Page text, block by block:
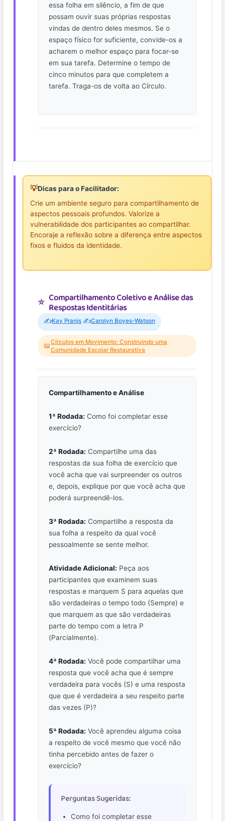
essa folha em silêncio, a fim de que
possam ouvir suas próprias respostas
vindas de dentro deles mesmos. Se o
espaço físico for suficiente, convide-os a
acharem o melhor espaço para focar-se
em sua tarefa. Determine o tempo de
cinco minutos para que completem a
tarefa. Traga-os de volta ao Círculo.
💡Dicas para o Facilitador:
Crie um ambiente seguro para compartilhamento de
aspectos pessoais profundos. Valorize a
vulnerabilidade dos participantes ao compartilhar.
Encoraje a reflexão sobre a diferença entre aspectos
fixos e fluidos da identidade.
Compartilhamento Coletivo e Análise das
Respostas Identitárias
✍️Kay Pranis ✍️Carolyn Boyes-Watson
📖Círculos em Movimento: Construindo uma
Comunidade Escolar Restaurativa
Compartilhamento e Análise
1ª Rodada: Como foi completar esse
exercício?
2ª Rodada: Compartilhe uma das
respostas da sua folha de exercício que
você acha que vai surpreender os outros
e, depois, explique por que você acha que
poderá surpreendê-los.
3ª Rodada: Compartilhe a resposta da
sua folha a respeito da qual você
pessoalmente se sente melhor.
Atividade Adicional: Peça aos
participantes que examinem suas
respostas e marquem S para aquelas que
são verdadeiras o tempo todo (Sempre) e
que marquem as que são verdadeiras
parte do tempo com a letra P
(Parcialmente).
4ª Rodada: Você pode compartilhar uma
resposta que você acha que é sempre
verdadeira para vocês (S) e uma resposta
que que é verdadeira a seu respeito parte
das vezes (P)?
5ª Rodada: Você aprendeu alguma coisa
a respeito de você mesmo que você não
tinha percebido antes de fazer o
exercício?
Perguntas Sugeridas:
Como foi completar esse